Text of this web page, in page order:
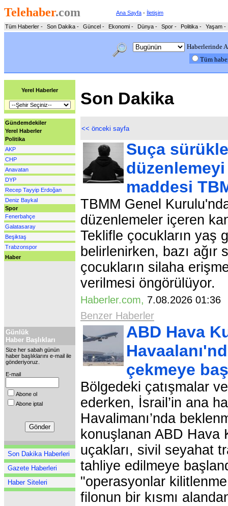
Telehaber.com Ana Sayfa - İletişim
Tüm Haberler - Son Dakika - Güncel - Ekonomi - Dünya - Spor - Politika - Yaşam -
Haberlerinde
Tüm
Yerel Haberler
Gündemdekiler
Yerel Haberler
Politika
AKP
CHP
Anavatan
DYP
Recep Tayyip Erdoğan
Deniz Baykal
Spor
Fenerbahçe
Galatasaray
Beşiktaş
Trabzonspor
Haber
Günlük
Haber Başlıkları
Size her sabah günün
haber başlıklarını e-mail ile
gönderiyoruz.
E-mail
Abone ol
Abone iptal
Son Dakika Haberleri
Gazete Haberleri
Haber Siteleri
Son Dakika
<< önceki sayfa
Suça
maddesi
TBMM Genel
düzenlemeler içeren
Teklifle çocukların yaş
belirlenirken, bazı
çocukların silaha
verilmesi öngörülüyor.
Haberler.com, 7.08.2026
Benzer Haberler
ABD Hava
çekmeye
Bölgedeki çatışmalar
ederken, İsrail’in ana
Havalimanı’nda
konuşlanan ABD Hava
uçakları, sivil seyahat
tahliye edilmeye
"operasyonlar
filonun bir kısmı